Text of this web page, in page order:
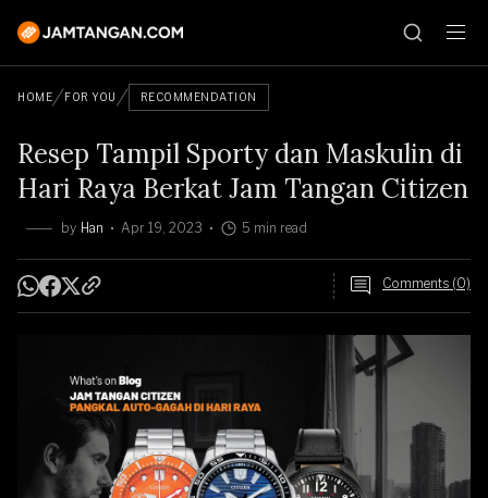
HOME FOR YOU RECOMMENDATION
Resep Tampil Sporty dan Maskulin di
Hari Raya Berkat Jam Tangan Citizen
by Han Apr 19, 2023 5 min read
Comments (0)